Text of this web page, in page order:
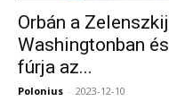
Orbán a
Washingtonban
fúrja az...
Polonius - 2023-12-10